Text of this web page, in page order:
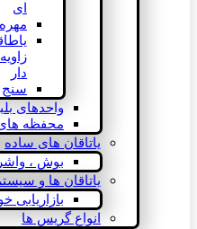
ای
دار
سنج
واحدهای
محفظه های
یاتاقان های ساده
بوش ،
یاتاقان ها و
بازاریابی
انواع گریس ها